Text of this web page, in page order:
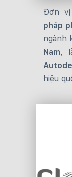
Đơn vị
pháp
ngành
Nam,
hiệu